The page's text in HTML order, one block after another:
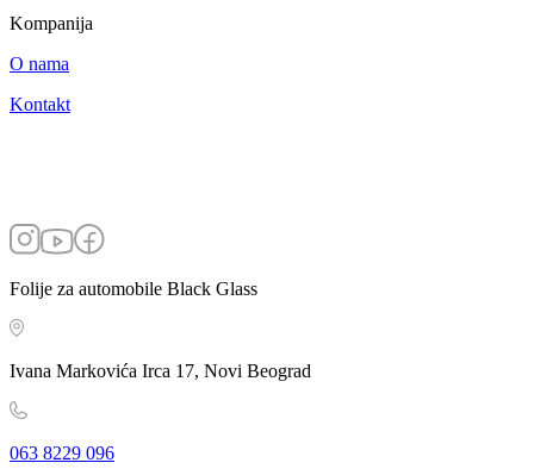
Kompanija
O nama
Kontakt
Folije za automobile Black Glass
Ivana Markovića Irca 17, Novi Beograd
063 8229 096